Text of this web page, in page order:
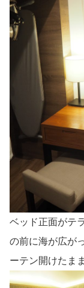
ベッド正面がテ
の前に海が広が
ーテン開けたま